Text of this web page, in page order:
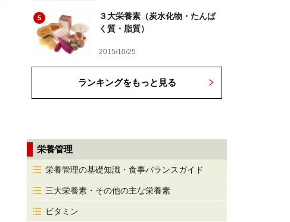
5
３大栄養素（炭水化物・たんぱ
く質・脂質）
2015/10/25
ランキングをもっと見る
栄養管理
栄養管理の基礎知識・食事バランスガイド
三大栄養素・その他の主な栄養素
ビタミン